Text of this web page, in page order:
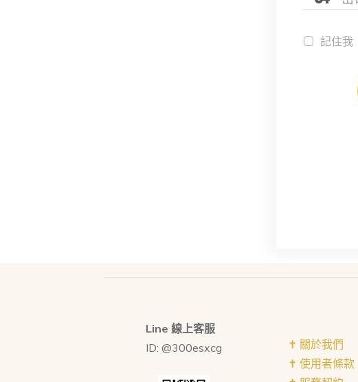
記住我
Line 線上客服
ID: @300esxcg
✝︎ 關於我們
✝︎ 使用者條款